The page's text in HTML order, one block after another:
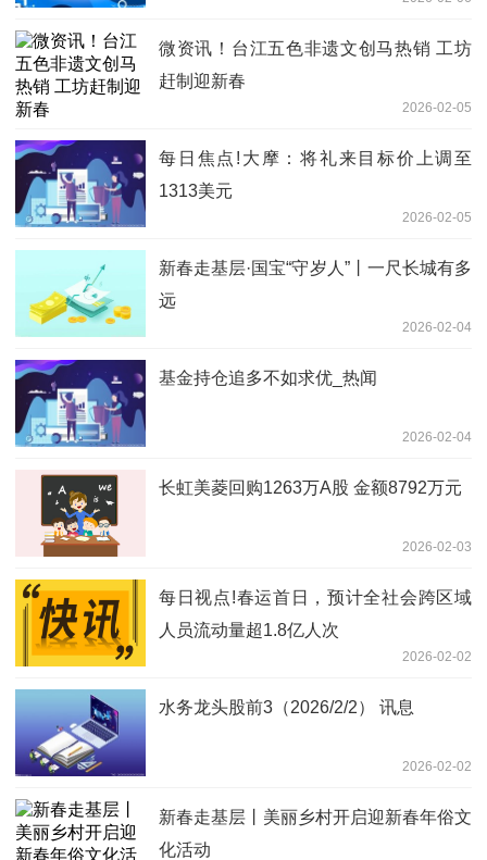
微资讯！台江五色非遗文创马热销 工坊
赶制迎新春
2026-02-05
每日焦点!大摩：将礼来目标价上调至
1313美元
2026-02-05
新春走基层·国宝“守岁人”丨一尺长城有多
远
2026-02-04
基金持仓追多不如求优_热闻
2026-02-04
长虹美菱回购1263万A股 金额8792万元
2026-02-03
每日视点!春运首日，预计全社会跨区域
人员流动量超1.8亿人次
2026-02-02
水务龙头股前3（2026/2/2） 讯息
2026-02-02
新春走基层丨美丽乡村开启迎新春年俗文
化活动